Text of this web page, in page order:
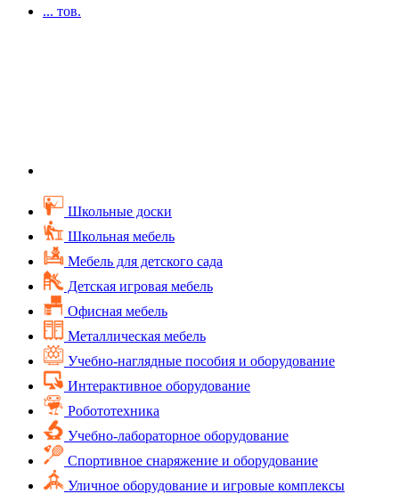
... тов.
Школьные доски
Школьная мебель
Мебель для детского сада
Детская игровая мебель
Офисная мебель
Металлическая мебель
Учебно-наглядные пособия и оборудование
Интерактивное оборудование
Робототехника
Учебно-лабораторное оборудование
Спортивное снаряжение и оборудование
Уличное оборудование и игровые комплексы